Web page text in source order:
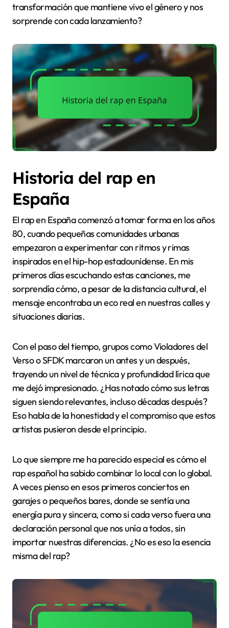
transformación que mantiene vivo el género y nos
sorprende con cada lanzamiento?
Historia del rap en
España
El rap en España comenzó a tomar forma en los años
80, cuando pequeñas comunidades urbanas
empezaron a experimentar con ritmos y rimas
inspirados en el hip-hop estadounidense. En mis
primeros días escuchando estas canciones, me
sorprendía cómo, a pesar de la distancia cultural, el
mensaje encontraba un eco real en nuestras calles y
situaciones diarias.
Con el paso del tiempo, grupos como Violadores del
Verso o SFDK marcaron un antes y un después,
trayendo un nivel de técnica y profundidad lírica que
me dejó impresionado. ¿Has notado cómo sus letras
siguen siendo relevantes, incluso décadas después?
Eso habla de la honestidad y el compromiso que estos
artistas pusieron desde el principio.
Lo que siempre me ha parecido especial es cómo el
rap español ha sabido combinar lo local con lo global.
A veces pienso en esos primeros conciertos en
garajes o pequeños bares, donde se sentía una
energía pura y sincera, como si cada verso fuera una
declaración personal que nos unía a todos, sin
importar nuestras diferencias. ¿No es eso la esencia
misma del rap?